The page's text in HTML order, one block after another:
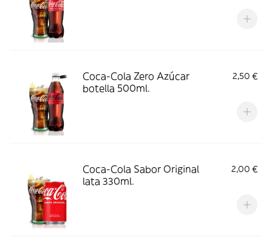
Coca-Cola Zero Azúcar
botella 500ml.
2,50 €
Coca-Cola Sabor Original
lata 330ml.
2,00 €